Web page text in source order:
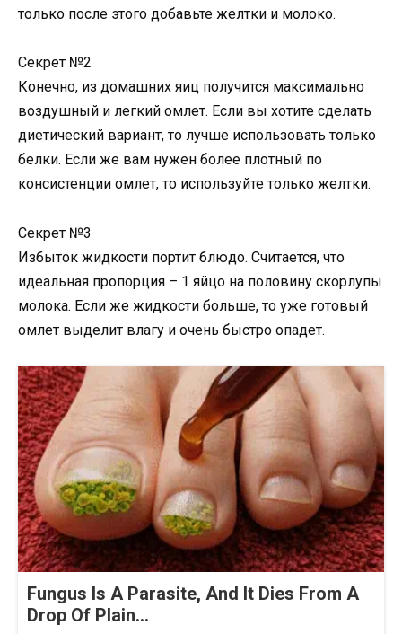
только после этого добавьте желтки и молоко.
Секрет №2
Конечно, из домашних яиц получится максимально
воздушный и легкий омлет. Если вы хотите сделать
диетический вариант, то лучше использовать только
белки. Если же вам нужен более плотный по
консистенции омлет, то используйте только желтки.
Секрет №3
Избыток жидкости портит блюдо. Считается, что
идеальная пропорция – 1 яйцо на половину скорлупы
молока. Если же жидкости больше, то уже готовый
омлет выделит влагу и очень быстро опадет.
Fungus Is A Parasite, And It Dies From A
Drop Of Plain...